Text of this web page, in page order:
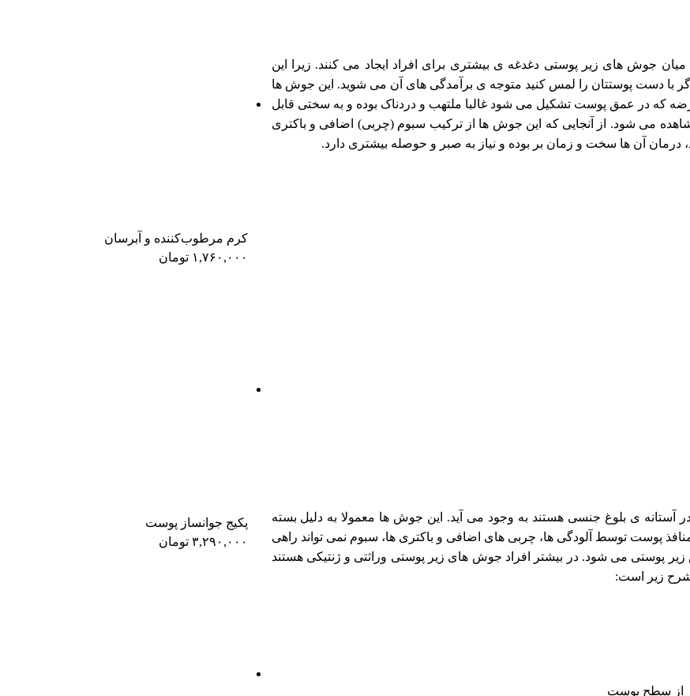
جوش های زیر پوستی دغدغه ی بیشتری برای افراد ایجاد می کنند. زیرا این
با دست پوستتان را لمس کنید متوجه ی برآمدگی های آن می شوید. این جوش ها
که در عمق پوست تشکیل می شود غالبا ملتهب و دردناک بوده و به سختی قابل
می شود. از آنجایی که این جوش ها از ترکیب سبوم (چربی) اضافی و باکتری
آن ها سخت و زمان بر بوده و نیاز به صبر و حوصله بیشتری دارد.
آستانه ی بلوغ جنسی هستند به وجود می آید. این جوش ها معمولا به دلیل بسته
پوست توسط آلودگی ها، چربی های اضافی و باکتری ها، سبوم نمی تواند راهی
پوستی می شود. در بیشتر افراد جوش های زیر پوستی وراثتی و ژنتیکی هستند
شرح زیر است:
از سطح پوست
کرم مرطوب‌کننده و آبرسان
۱,۷۶۰,۰۰۰ تومان
پکیج جوانساز پوست
۳,۲۹۰,۰۰۰ تومان